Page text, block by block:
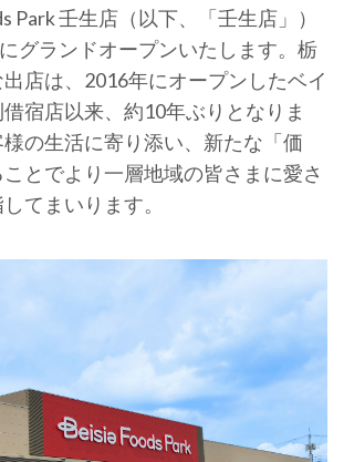
Park 壬生店（以下、「壬生店」）
グランドオープンいたします。栃
店は、2016年にオープンしたベイ
宿店以来、約10年ぶりとなりま
の生活に寄り添い、新たな「価
とでより一層地域の皆さまに愛さ
てまいります。